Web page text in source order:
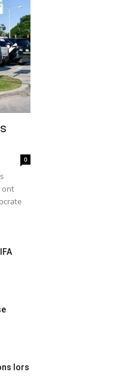
0
ont
lors